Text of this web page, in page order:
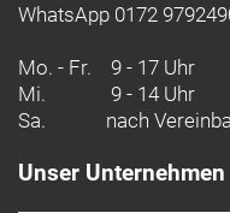
WhatsApp 0172
Mo. - Fr. 9 - 17 Uhr
Mi.
9 - 14 Uhr
Sa.
nach
Unser Unternehmen